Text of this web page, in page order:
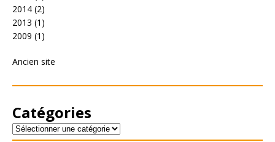
2014 (2)
2013 (1)
2009 (1)
Ancien site
Catégories